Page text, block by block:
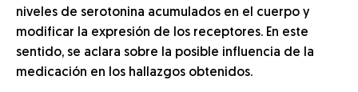
niveles de serotonina acumulados en el cuerpo y
modificar la expresión de los receptores. En este
sentido, se aclara sobre la posible influencia de la
medicación en los hallazgos obtenidos.